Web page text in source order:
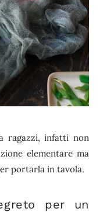
ragazzi, infatti non
elementare ma
portarla in tavola.
per un